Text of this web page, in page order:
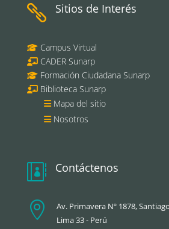
 Sitios de Interés
Campus Virtual
CADER Sunarp
Formación Ciudadana Sunarp
Biblioteca Sunarp
Mapa del sitio
Nosotros
 Contáctenos

Av. Primavera Nº 1878,
Lima 33 - Perú